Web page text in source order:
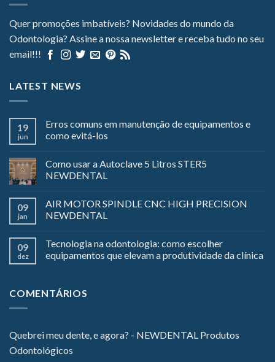
Quer promoções imbatíveis? Novidades do mundo da
Odontologia? Assine a nossa newsletter e receba tudo no seu
email!!!
LATEST NEWS
19
jun
Erros comuns em manutenção de equipamentos e
como evitá-los
Como usar a Autoclave 5 Litros STER5
NEWDENTAL
09
jan
AIR MOTOR SPINDLE CNC HIGH PRECISION
NEWDENTAL
09
dez
Tecnologia na odontologia: como escolher
equipamentos que elevam a produtividade da clínica
COMENTÁRIOS
Quebrei meu dente, e agora? - NEWDENTAL Produtos
Odontológicos